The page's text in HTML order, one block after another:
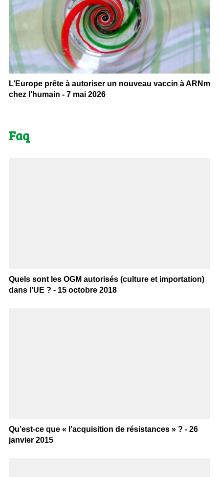
L’Europe prête à autoriser un nouveau vaccin à ARNm
chez l’humain - 7 mai 2026
Faq
Quels sont les OGM autorisés (culture et importation)
dans l’UE ? - 15 octobre 2018
Qu’est-ce que « l’acquisition de résistances » ? - 26
janvier 2015